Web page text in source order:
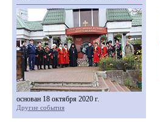
основан 18 октября 2020 г.
Другие события